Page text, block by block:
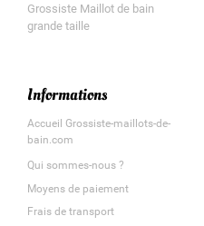
Grossiste Maillot de bain
grande taille
Informations
Accueil Grossiste-maillots-de-
bain.com
Qui sommes-nous ?
Moyens de paiement
Frais de transport